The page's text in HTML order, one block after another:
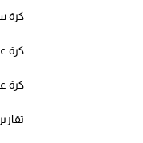
كرة
كرة
كرة
تقارير